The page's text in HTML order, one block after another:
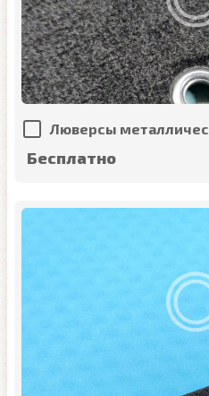
Люверсы
Бесплатно